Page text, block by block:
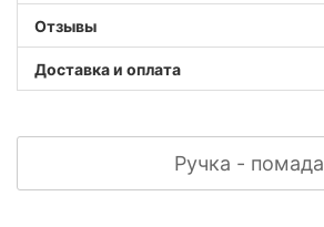
Отзывы
Доставка и оплата
Ручка - помада